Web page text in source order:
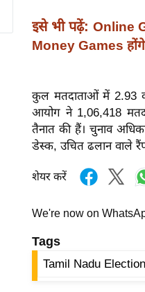
इसे भी पढ़ें: Online
Money Games
कुल मतदाताओं में 2.93
आयोग ने 1,06,418
तैनात की हैं। चुनाव
डेस्क, उचित ढलान वाले
शेयर करें
We're now on
Tags
Tamil Nadu